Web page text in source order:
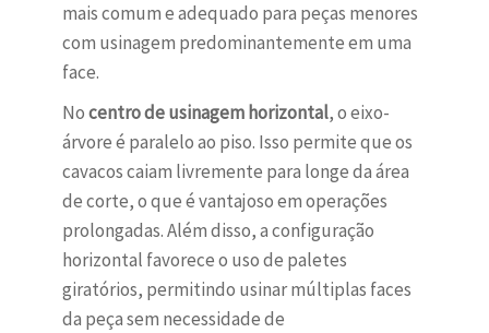
mais comum e adequado para peças menores
com usinagem predominantemente em uma
face.
Nocentro de usinagem horizontal, o eixo-
árvore é paralelo ao piso. Isso permite que os
cavacos caiam livremente para longe da área
de corte, o que é vantajoso em operações
prolongadas. Além disso, a configuração
horizontal favorece o uso de paletes
giratórios, permitindo usinar múltiplas faces
da peça sem necessidade de